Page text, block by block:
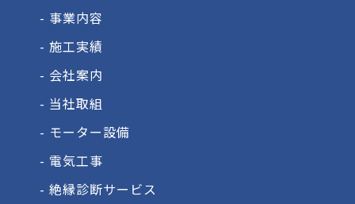
- 事業内容
- 施工実績
- 会社案内
- 当社取組
- モーター設備
- 電気工事
- 絶縁診断サービス